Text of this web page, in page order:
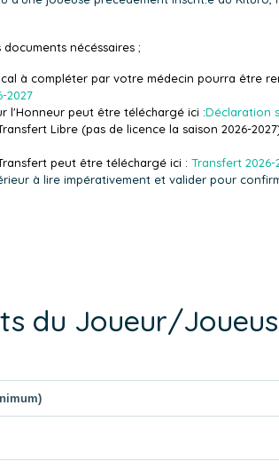
nécéssaires ;
à compléter par votre médecin pourra être
2027
l'Honneur peut être téléchargé ici :Déclaration
Libre (pas de licence la saison 2026-
peut être téléchargé ici : Transfert 2026-
à lire impérativement et valider pour
du Joueur/